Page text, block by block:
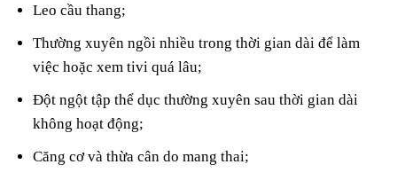
Leo cầu thang;
Thường xuyên ngồi nhiều trong thời gian dài để làm
việc hoặc xem tivi quá lâu;
Đột ngột tập thể dục thường xuyên sau thời gian dài
không hoạt động;
Căng cơ và thừa cân do mang thai;